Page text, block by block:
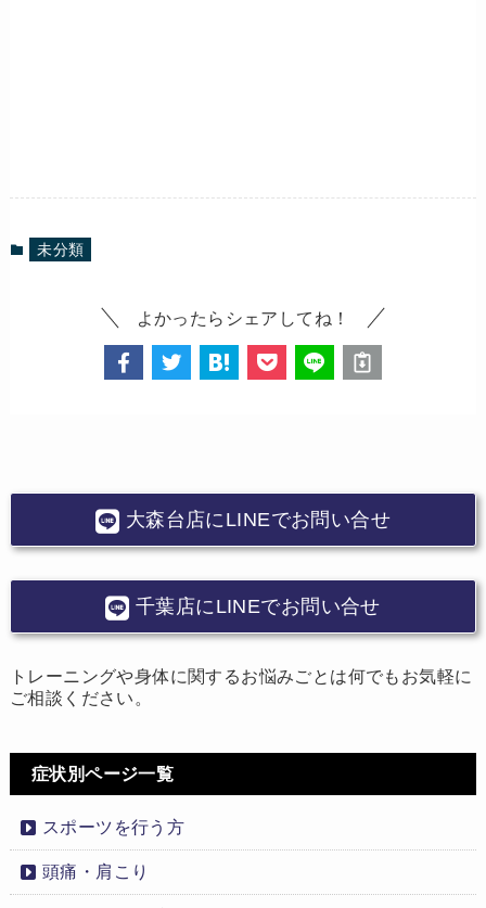
未分類
よかったらシェアしてね！
大森台店にLINEでお問い合せ
千葉店にLINEでお問い合せ
トレーニングや身体に関するお悩みごとは何でもお気軽に
ご相談ください。
症状別ページ一覧
スポーツを行う方
頭痛・肩こり